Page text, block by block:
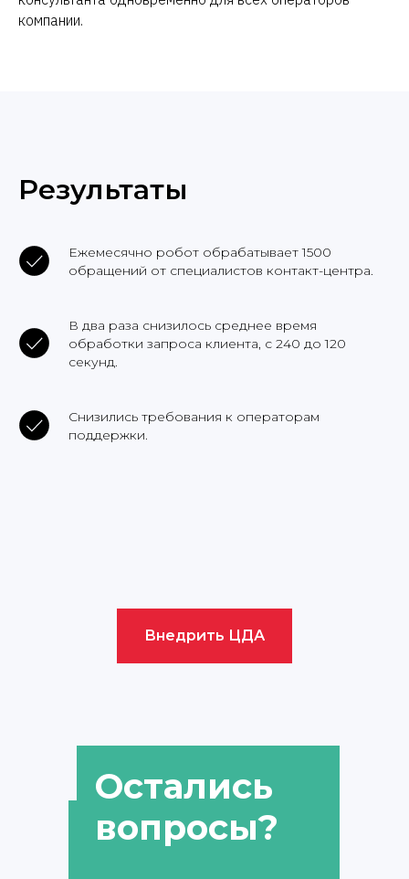
компании.
Результаты
Ежемесячно робот обрабатывает 1500
обращений от специалистов контакт-центра.
В два раза снизилось среднее время
обработки запроса клиента, с 240 до 120
секунд.
Снизились требования к операторам
поддержки.
Внедрить ЦДА
Остались
вопросы?